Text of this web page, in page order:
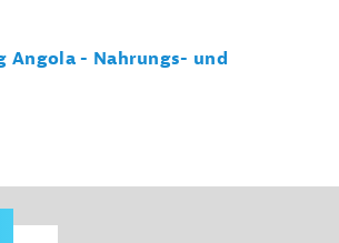
Angola - Nahrungs- und